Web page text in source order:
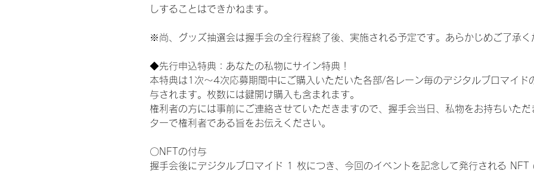
しすることはできかねます。
※尚、グッズ抽選会は握手会の全行程終了後、実施される予定です。あらかじめご了承く
◆先行申込特典：あなたの私物にサイン特典！
本特典は1次〜4次応募期間中にご購入いただいた各部/各レーン毎のデジタルブロマイド
与されます。枚数には鍵開け購入も含まれます。
権利者の方には事前にご連絡させていただきますので、握手会当日、私物をお持ちいた
ターで権利者である旨をお伝えください。
〇NFTの付与
握手会後にデジタルブロマイド 1 枚につき、今回のイベントを記念して発行される NFT